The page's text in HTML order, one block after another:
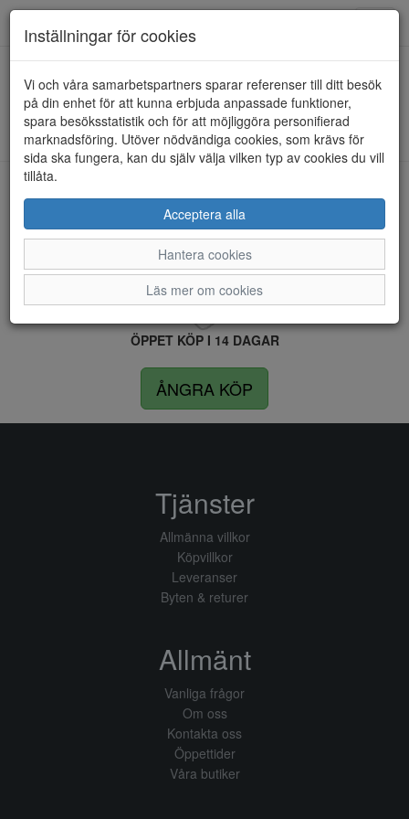
HEM RIEKER
Kunde inte hitta några artiklar...
LEVERANS INOM 4 DAGAR INOM SVERIGE
FRI FRAKT VID KÖP ÖVER 1.500 KR
ÖPPET KÖP I 14 DAGAR
ÅNGRA KÖP
Inställningar för cookies
Vi och våra samarbetspartners sparar referenser till ditt besök
på din enhet för att kunna erbjuda anpassade funktioner,
spara besöksstatistik och för att möjliggöra personifierad
marknadsföring. Utöver nödvändiga cookies, som krävs för
sida ska fungera, kan du själv välja vilken typ av cookies du vill
tillåta.
Acceptera alla
Hantera cookies
Läs mer om cookies
Tjänster
Allmänna villkor
Köpvillkor
Leveranser
Byten & returer
Allmänt
Vanliga frågor
Om oss
Kontakta oss
Öppettider
Våra butiker